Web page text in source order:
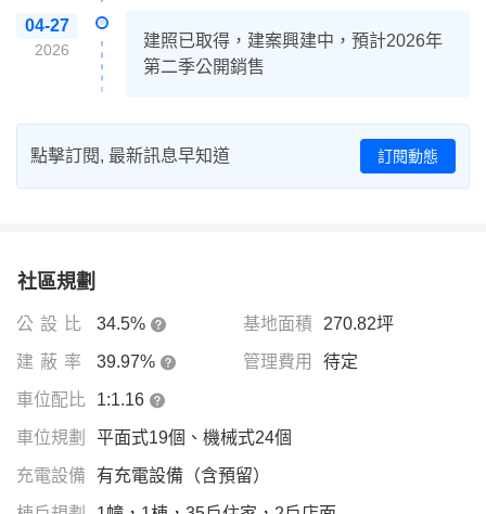
04-27
2026
建照已取得，建案興建中，預計2026年
第二季公開銷售
點擊訂閱, 最新訊息早知道 訂閱動態
社區規劃
公設比 34.5% 基地面積 270.82坪
建蔽率 39.97% 管理費用 待定
車位配比 1:1.16
車位規劃 平面式19個、機械式24個
充電設備 有充電設備（含預留）